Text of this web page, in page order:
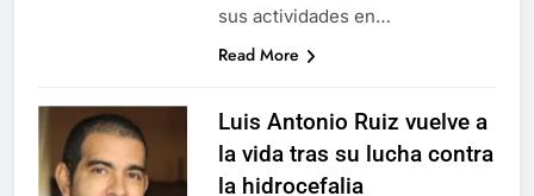
sus actividades en…
Read More
Luis Antonio Ruiz vuelve a
la vida tras su lucha contra
la hidrocefalia